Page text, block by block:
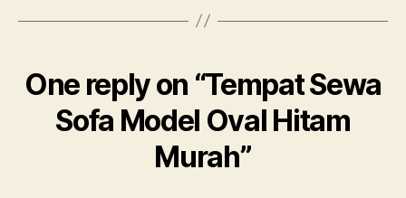
One reply on “Tempat Sewa
Sofa Model Oval Hitam
Murah”